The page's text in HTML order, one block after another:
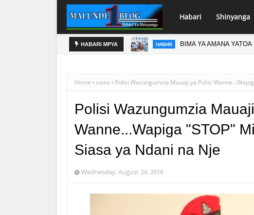
Habari Shinyanga
HABARI MPYA
HABARI
Home siasa Polisi Wazungumzia Mauaji ya Polisi
Polisi Wazungumzia
Wanne...Wapiga "STOP"
Siasa ya Ndani na Nje
Wednesday, August 24, 2016